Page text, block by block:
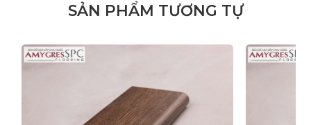
SẢN PHẨM TƯƠNG TỰ